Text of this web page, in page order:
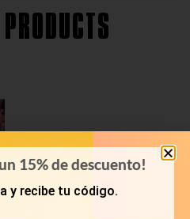
PRODUCTS
15% de descuento!
y recibe tu código.